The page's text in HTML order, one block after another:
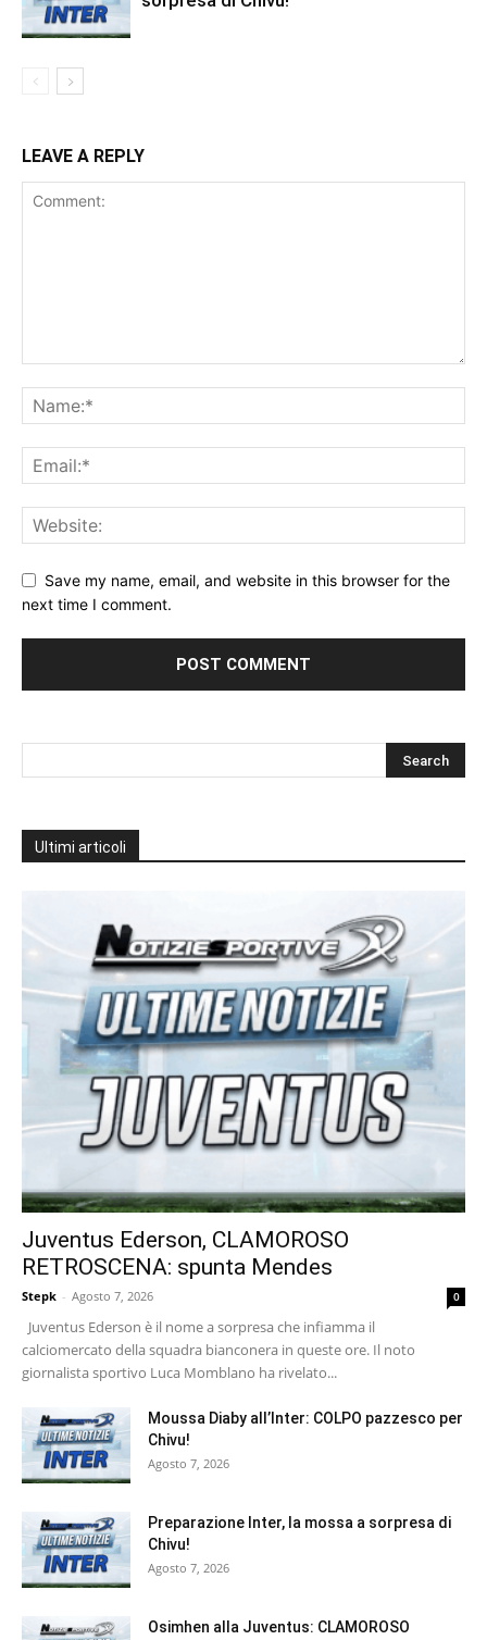
LEAVE A REPLY
Save my name, email, and website in this browser for the
next time I comment.
Ultimi articoli
Juventus Ederson, CLAMOROSO
RETROSCENA: spunta Mendes
Stepk - Agosto 7, 2026 0
Juventus Ederson è il nome a sorpresa che infiamma il
calciomercato della squadra bianconera in queste ore. Il noto
giornalista sportivo Luca Momblano ha rivelato...
Moussa Diaby all’Inter: COLPO pazzesco per
Chivu!
Agosto 7, 2026
Preparazione Inter, la mossa a sorpresa di
Chivu!
Agosto 7, 2026
Osimhen alla Juventus: CLAMOROSO